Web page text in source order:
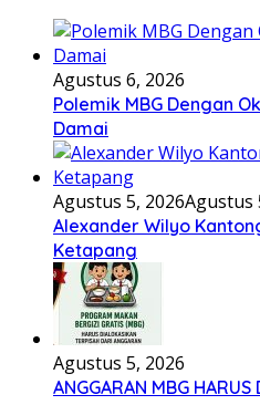
Agustus 6, 2026
Polemik MBG Dengan
Damai
Agustus 5, 2026Agustus
Alexander Wilyo
Ketapang
Agustus 5, 2026
ANGGARAN MBG HARUS